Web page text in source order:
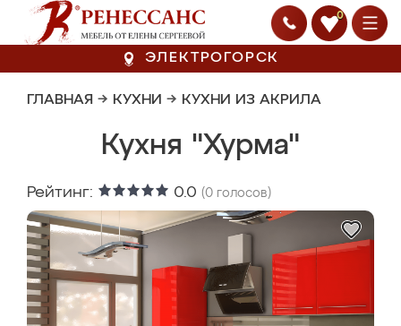
0
ЭЛЕКТРОГОРСК
ГЛАВНАЯ → КУХНИ → КУХНИ ИЗ АКРИЛА
Кухня "Хурма"
Рейтинг: 0.0 (0 голосов)